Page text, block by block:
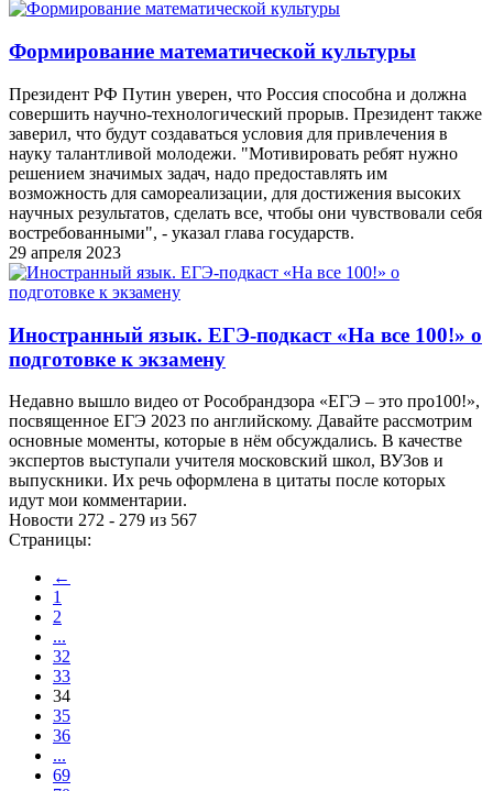
Формирование математической культуры
Президент РФ Путин уверен, что Россия способна и должна
совершить научно-технологический прорыв. Президент также
заверил, что будут создаваться условия для привлечения в
науку талантливой молодежи. "Мотивировать ребят нужно
решением значимых задач, надо предоставлять им
возможность для самореализации, для достижения высоких
научных результатов, сделать все, чтобы они чувствовали себя
востребованными", - указал глава государств.
29 апреля 2023
Иностранный язык. ЕГЭ-подкаст «На все 100!» о
подготовке к экзамену
Недавно вышло видео от Рособрандзора «ЕГЭ – это про100!»,
посвященное ЕГЭ 2023 по английскому. Давайте рассмотрим
основные моменты, которые в нём обсуждались. В качестве
экспертов выступали учителя московский школ, ВУЗов и
выпускники. Их речь оформлена в цитаты после которых
идут мои комментарии.
Новости 272 - 279 из 567
Страницы:
←
1
2
...
32
33
34
35
36
...
69